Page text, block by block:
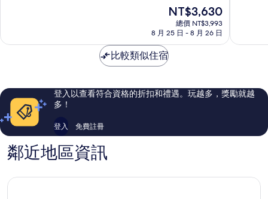
好
則
評
現
價
為
NT$3,630
NT$3,630
總價 NT$3,993
8 月 25 日 - 8 月 26 日
非
則
評
比較類似住宿
登入以查看符合資格的折扣和禮遇。玩越多，獎勵就越
多！
登入 免費註冊
鄰近地區資訊